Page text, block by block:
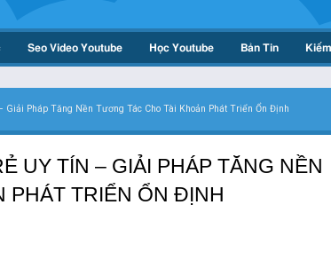
Seo Video Youtube Học Youtube Bản Tin
Giải Pháp Tăng Nền Tương Tác Cho Tài Khoản Phát Triển Ổn Định
UY TÍN – GIẢI PHÁP TĂNG NỀN
PHÁT TRIỂN ỔN ĐỊNH